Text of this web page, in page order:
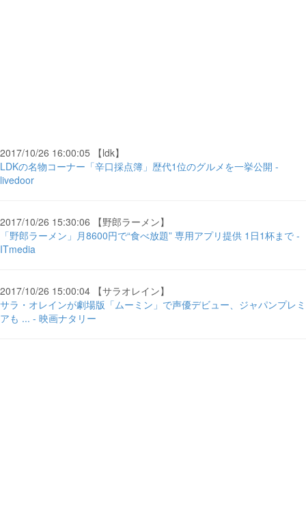
2017/10/26 16:00:05 【ldk】
LDKの名物コーナー「辛口採点簿」歴代1位のグルメを一挙公開 -
livedoor
2017/10/26 15:30:06 【野郎ラーメン】
「野郎ラーメン」月8600円で“食べ放題” 専用アプリ提供 1日1杯まで -
ITmedia
2017/10/26 15:00:04 【サラオレイン】
サラ・オレインが劇場版「ムーミン」で声優デビュー、ジャパンプレミ
アも ... - 映画ナタリー